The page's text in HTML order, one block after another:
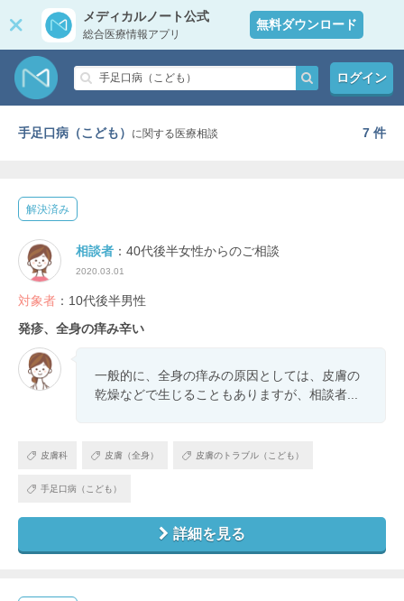
メディカルノート公式
総合医療情報アプリ
無料ダウンロード
ログイン
手足口病（こども） に関する医療相談 7 件
解決済み
相談者 ：40代後半女性からのご相談
2020.03.01
対象者 ：10代後半男性
発疹、全身の痒み辛い
一般的に、全身の痒みの原因としては、皮膚の
乾燥などで生じることもありますが、相談者...
皮膚科 皮膚（全身） 皮膚のトラブル（こども）
手足口病（こども）
詳細を見る